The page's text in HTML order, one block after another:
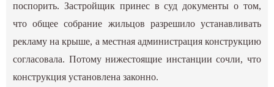
поспорить. Застройщик принес в суд документы о том,
что общее собрание жильцов разрешило устанавливать
рекламу на крыше, а местная администрация конструкцию
согласовала. Потому нижестоящие инстанции сочли, что
конструкция установлена законно.